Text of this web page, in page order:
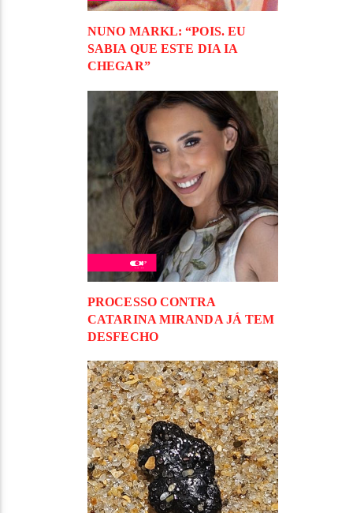
NUNO MARKL: “POIS. EU
SABIA QUE ESTE DIA IA
CHEGAR”
PROCESSO CONTRA
CATARINA MIRANDA JÁ TEM
DESFECHO